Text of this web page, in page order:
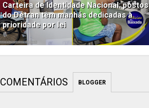
Carteira de Identidade Nacional: postos
do Detran têm manhãs dedicadas à
prioridade por lei
COMENTÁRIOS BLOGGER